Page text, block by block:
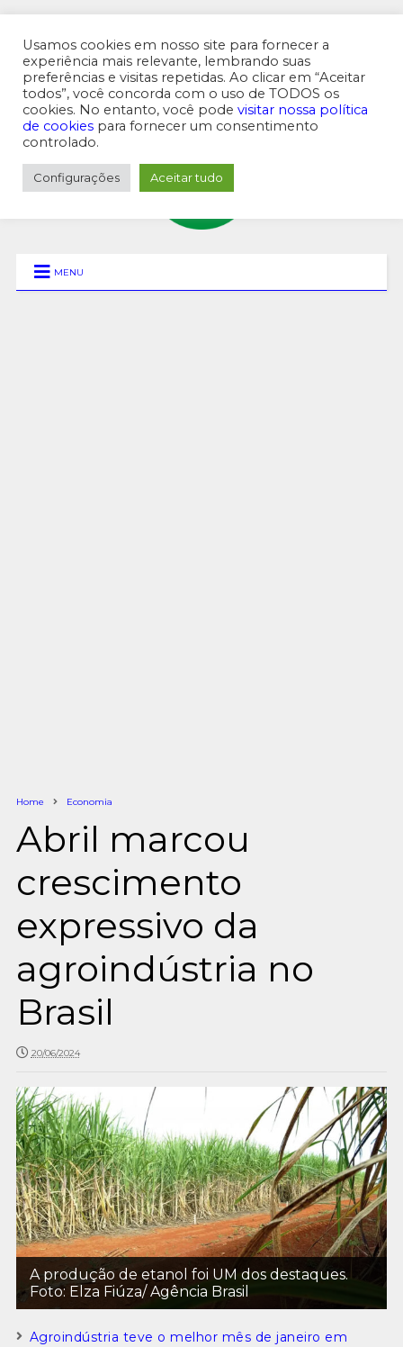
MENU SUPERIOR
MENU
Home Economia
Abril marcou
crescimento
expressivo da
agroindústria no
Brasil
20/06/2024
A produção de etanol foi UM dos destaques.
Foto: Elza Fiúza/ Agência Brasil
Agroindústria teve o melhor mês de janeiro em
Usamos cookies em nosso site para fornecer a
experiência mais relevante, lembrando suas
preferências e visitas repetidas. Ao clicar em “Aceitar
todos”, você concorda com o uso de TODOS os
cookies. No entanto, você pode visitar nossa política
de cookies para fornecer um consentimento
controlado.
Configurações Aceitar tudo